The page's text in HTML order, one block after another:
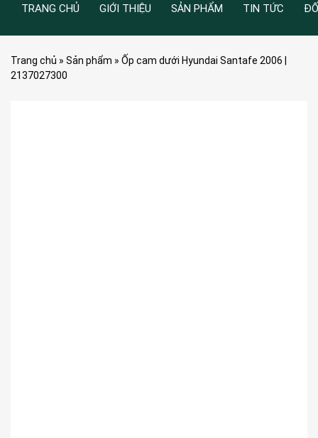
TRANG CHỦ GIỚI THIỆU SẢN PHẨM TIN TỨC
Trang chủ » Sản phẩm » Ốp cam dưới Hyundai Santafe 2006 |
2137027300